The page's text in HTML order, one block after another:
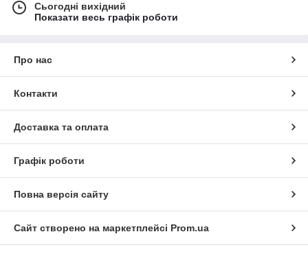
Сьогодні вихідний
Показати весь графік роботи
Про нас
Контакти
Доставка та оплата
Графік роботи
Повна версія сайту
Сайт створено на маркетплейсі Prom.ua